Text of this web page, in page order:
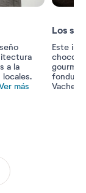
a la
locales.
más
Los
Este